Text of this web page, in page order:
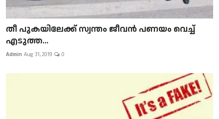
​​​​​​​തീ പുകയിലേക്ക് സ്വന്തം ജീവന്‍ പണയം വെച്ച്
എടുത്ത...
Admin Aug 31, 2019 0